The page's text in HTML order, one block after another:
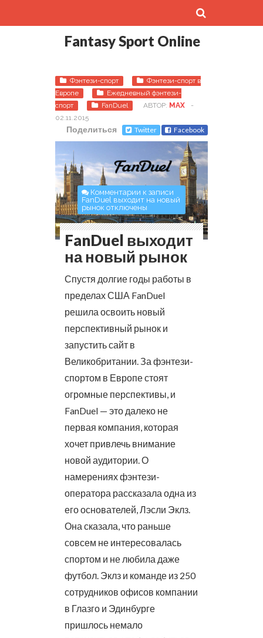
Fantasy Sport Online
Фэнтези-спорт
Фэнтези-спорт в
Европе
Ежедневный фэнтези-
спорт
FanDuel АВТОР: MAX
-
02.11.2015
Поделиться Twitter Facebook
Комментарии к записи
FanDuel выходит на новый
рынок отключены
FanDuel выходит
на новый рынок
Спустя долгие годы работы в
пределах США FanDuel
решила освоить новый
перспективный рынок и
запустить сайт в
Великобритании. За фэнтези-
спортом в Европе стоят
огромные перспективы, и
FanDuel — это далеко не
первая компания, которая
хочет привлечь внимание
новой аудитории.О
намерениях фэнтези-
оператора рассказала одна из
его основателей, Лэсли Эклз.
Она сказала, что раньше
совсем не интересовалась
спортом и не любила даже
футбол. Эклз и команде из 250
сотрудников офисов компании
в Глазго и Эдинбурге
пришлось немало